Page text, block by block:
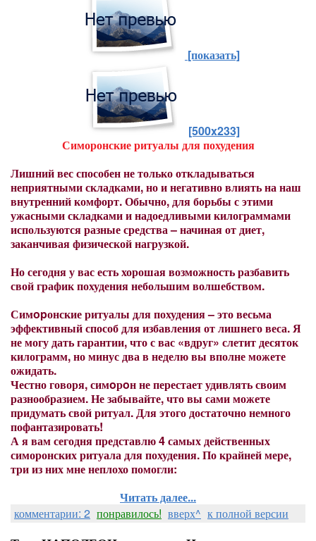
[показать]
[500x233]
Симоронские ритуалы для похудения
Лишний вес способен не только откладываться
неприятными складками, но и негативно влиять на наш
внутренний комфорт. Обычно, для борьбы с этими
ужасными складками и надоедливыми килограммами
используются разные средства – начиная от диет,
заканчивая физической нагрузкой.
Но сегодня у вас есть хорошая возможность разбавить
свой график похудения небольшим волшебством.
Симopонские ритуалы для похудения – это весьма
эффективный способ для избавления от лишнего веса. Я
не могу дать гарантии, что с вас «вдруг» слетит десяток
килограмм, но минус два в неделю вы вполне можете
ожидать.
Честно говоря, симoрoн не перестает удивлять своим
разнообразием. Не забывайте, что вы сами можете
придумать свой ритуал. Для этого достаточно немного
пофантазировать!
А я вам сегодня представлю 4 самых действенных
симоронских ритуала для похудения. По крайней мере,
три из них мне неплохо помогли:
Читать далее...
комментарии: 2 понравилось! вверх^ к полной версии